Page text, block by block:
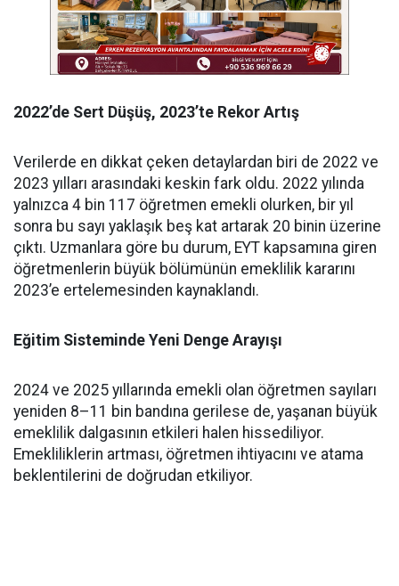
2022’de Sert Düşüş, 2023’te Rekor Artış
Verilerde en dikkat çeken detaylardan biri de 2022 ve
2023 yılları arasındaki keskin fark oldu. 2022 yılında
yalnızca 4 bin 117 öğretmen emekli olurken, bir yıl
sonra bu sayı yaklaşık beş kat artarak 20 binin üzerine
çıktı. Uzmanlara göre bu durum, EYT kapsamına giren
öğretmenlerin büyük bölümünün emeklilik kararını
2023’e ertelemesinden kaynaklandı.
Eğitim Sisteminde Yeni Denge Arayışı
2024 ve 2025 yıllarında emekli olan öğretmen sayıları
yeniden 8–11 bin bandına gerilese de, yaşanan büyük
emeklilik dalgasının etkileri halen hissediliyor.
Emekliliklerin artması, öğretmen ihtiyacını ve atama
beklentilerini de doğrudan etkiliyor.